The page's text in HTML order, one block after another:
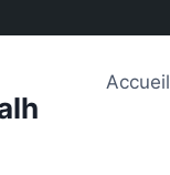
Accueil